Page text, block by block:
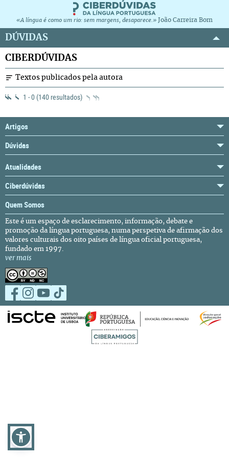
«A língua é como um rio: sem margens, desaparece.» João Carreira Bom
DÚVIDAS
CIBERDÚVIDAS
Textos publicados pela autora
1 - 0 (140 resultados)
Artigos
Dúvidas
Atualidades
Ciberdúvidas
Quem Somos
Este é um espaço de esclarecimento, informação, debate e
promoção da língua portuguesa, numa perspetiva de afirmação dos
valores culturais dos oito países de língua oficial portuguesa,
fundado em 1997.
ver mais